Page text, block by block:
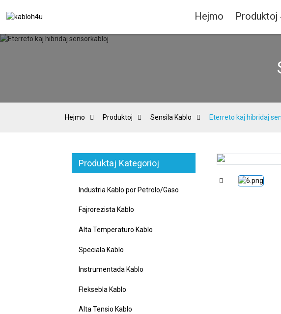
Hejmo Produktoj
Hejmo Produktoj Sensila Kablo Eterreto kaj hibridaj
Produktaj Kategorioj
Industria Kablo por Petrolo/Gaso
Fajrorezista Kablo
Alta Temperaturo Kablo
Speciala Kablo
Instrumentada Kablo
Fleksebla Kablo
Alta Tensio Kablo
Loading...
Loading...